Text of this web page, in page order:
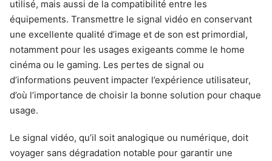
utilisé, mais aussi de la compatibilité entre les
équipements. Transmettre le signal vidéo en conservant
une excellente qualité d’image et de son est primordial,
notamment pour les usages exigeants comme le home
cinéma ou le gaming. Les pertes de signal ou
d’informations peuvent impacter l’expérience utilisateur,
d’où l’importance de choisir la bonne solution pour chaque
usage.
Le signal vidéo, qu’il soit analogique ou numérique, doit
voyager sans dégradation notable pour garantir une